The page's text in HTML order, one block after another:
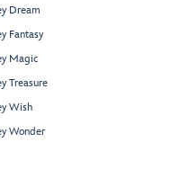
Dream
Fantasy
Magic
Treasure
Wish
Wonder